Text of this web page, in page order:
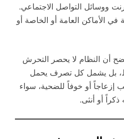
ووسائل التواصل الاجتماعي.
في الأماكن العامة أو الخاصة أو
أن النظام لا يحصر التحرش
بل يشمل كل تصرف يحمل
أو خوفاً للضحية، سواء
أو أنثى.